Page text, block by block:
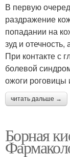
В первую
раздражение
попадании на
зуд и
При контакте с
болевой
ожоги роговицы
читать дальше →
Борная